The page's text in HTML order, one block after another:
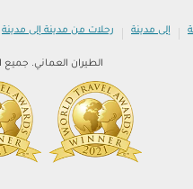
| إلى مدينة | رحلات من مدينة إلى مدينة
الطيران العماني. جميع